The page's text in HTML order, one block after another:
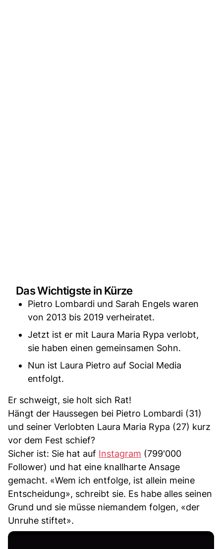
Das Wichtigste in Kürze
Pietro Lombardi und Sarah Engels waren
von 2013 bis 2019 verheiratet.
Jetzt ist er mit Laura Maria Rypa verlobt,
sie haben einen gemeinsamen Sohn.
Nun ist Laura Pietro auf Social Media
entfolgt.
Er schweigt, sie holt sich Rat!
Hängt der Haussegen bei Pietro Lombardi (31)
und seiner Verlobten Laura Maria Rypa (27) kurz
vor dem Fest schief?
Sicher ist: Sie hat auf Instagram (799'000
Follower) und hat eine knallharte Ansage
gemacht. «Wem ich entfolge, ist allein meine
Entscheidung», schreibt sie. Es habe alles seinen
Grund und sie müsse niemandem folgen, «der
Unruhe stiftet».